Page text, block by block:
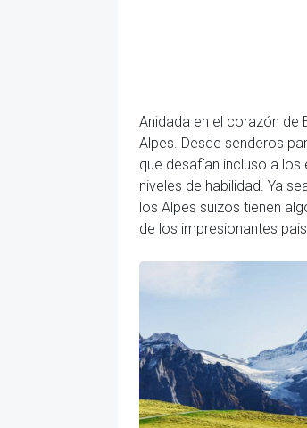
Anidada en el corazón de
Alpes. Desde senderos
que desafían incluso a
niveles de habilidad. Ya
los Alpes suizos tienen
de los impresionantes